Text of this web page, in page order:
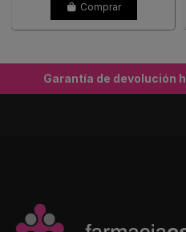
Comprar
Garantía de devolución